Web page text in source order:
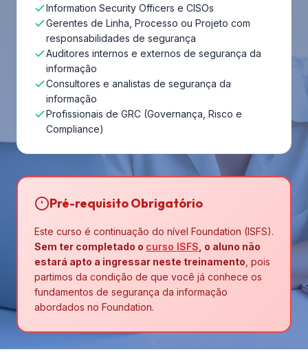
Information Security Officers e CISOs
Gerentes de Linha, Processo ou Projeto com
responsabilidades de segurança
Auditores internos e externos de segurança da
informação
Consultores e analistas de segurança da
informação
Profissionais de GRC (Governança, Risco e
Compliance)
Pré-requisito Obrigatório
Este curso é continuação do nível Foundation (ISFS).
Sem ter completado o curso ISFS , o aluno não
estará apto a ingressar neste treinamento , pois
partimos da condição de que você já conhece os
fundamentos de segurança da informação
abordados no Foundation.